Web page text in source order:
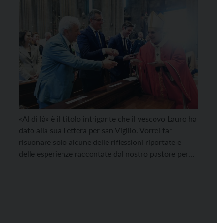
«Al di là» è il titolo intrigante che il vescovo Lauro ha
dato alla sua Lettera per san Vigilio. Vorrei far
risuonare solo alcune delle riflessioni riportate e
delle esperienze raccontate dal nostro pastore per